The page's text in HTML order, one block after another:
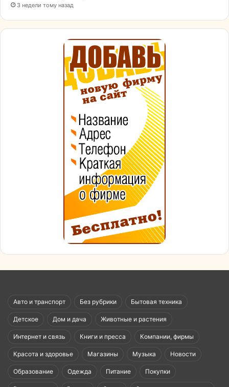
3 недели тому назад
Авто и транспорт Без рубрики Бытовая техника
Детское Дом и дача Животные и растения
Интернет и связь Книги и пресса Компании, фирмы
Красота и здоровье Магазины Музыка Новости
Образование Одежда Питание Покупки